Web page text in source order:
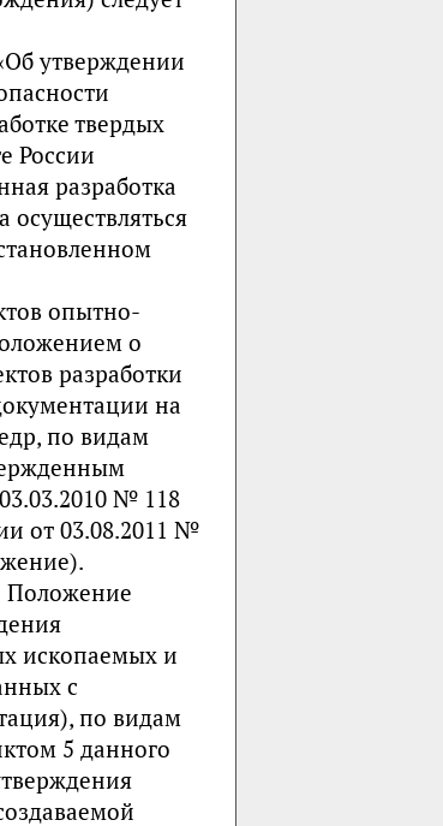
утверждении
твердых
России
разработка
опытно-
о
разработки
на
по видам
№ 118
от 03.08.2011 №
Положение
ископаемых и
с
по видам
5 данного